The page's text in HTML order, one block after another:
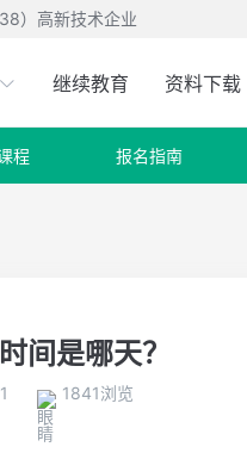
）高新技术企业
继续教育 资料下载
程 报名指南
间是哪天？
1841浏览